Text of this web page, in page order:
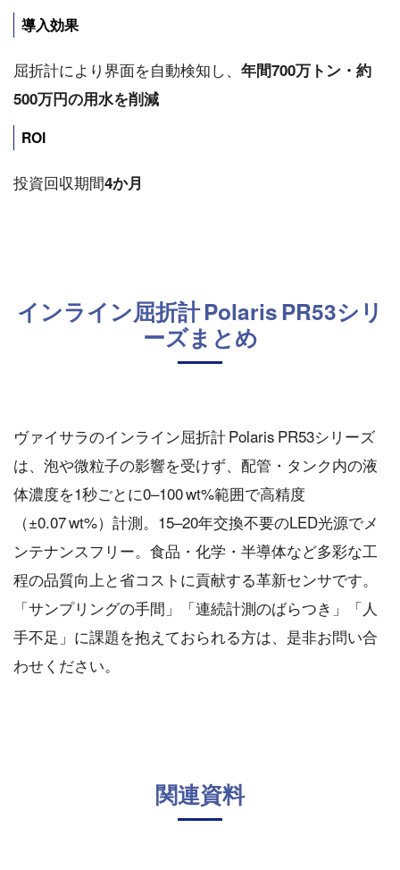
導入効果
屈折計により界面を自動検知し、 年間700万トン・約
500万円の用水を削減
ROI
投資回収期間4か月
インライン屈折計 Polaris PR53シリ
ーズまとめ
ヴァイサラのインライン屈折計 Polaris PR53シリーズ
は、泡や微粒子の影響を受けず、配管・タンク内の液
体濃度を1秒ごとに0–100 wt%範囲で高精度
（±0.07 wt%）計測。15–20年交換不要のLED光源でメ
ンテナンスフリー。食品・化学・半導体など多彩な工
程の品質向上と省コストに貢献する革新センサです。
「サンプリングの手間」「連続計測のばらつき」「人
手不足」に課題を抱えておられる方は、是非お問い合
わせください。
関連資料